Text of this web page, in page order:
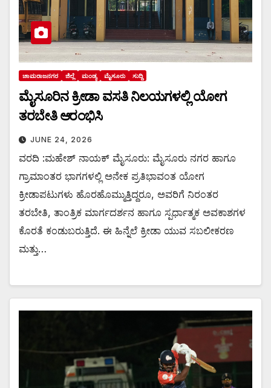
ಚಾಮರಾಜನಗರ ಜಿಲ್ಲೆ ಮಂಡ್ಯ ಮೈಸೂರು ಸುದ್ದಿ
ಮೈಸೂರಿನ ಕ್ರೀಡಾ ವಸತಿ ನಿಲಯಗಳಲ್ಲಿ ಯೋಗ
ತರಬೇತಿ ಆರಂಭಿಸಿ
JUNE 24, 2026
ವರದಿ :ಮಹೇಶ್ ನಾಯಕ್ ಮೈಸೂರು: ಮೈಸೂರು ನಗರ ಹಾಗೂ
ಗ್ರಾಮಾಂತರ ಭಾಗಗಳಲ್ಲಿ ಅನೇಕ ಪ್ರತಿಭಾವಂತ ಯೋಗ
ಕ್ರೀಡಾಪಟುಗಳು ಹೊರಹೊಮ್ಮುತ್ತಿದ್ದರೂ, ಅವರಿಗೆ ನಿರಂತರ
ತರಬೇತಿ, ತಾಂತ್ರಿಕ ಮಾರ್ಗದರ್ಶನ ಹಾಗೂ ಸ್ಪರ್ಧಾತ್ಮಕ ಅವಕಾಶಗಳ
ಕೊರತೆ ಕಂಡುಬರುತ್ತಿದೆ. ಈ ಹಿನ್ನೆಲೆ ಕ್ರೀಡಾ ಯುವ ಸಬಲೀಕರಣ
ಮತ್ತು…